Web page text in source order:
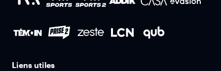
Liens utiles